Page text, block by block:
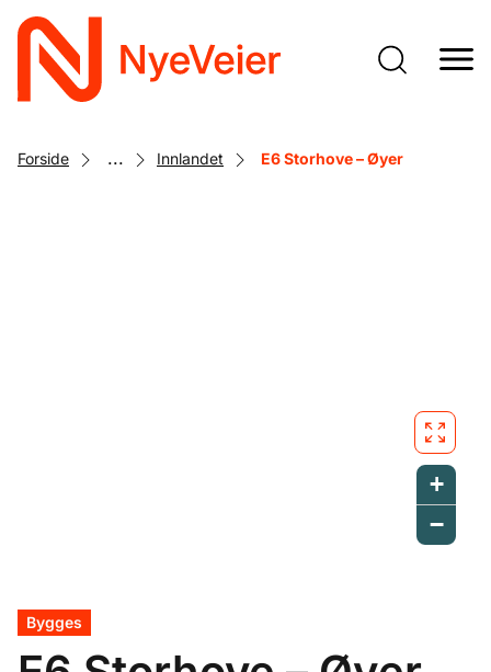
Gå
Forside ... Innlandet E6 Storhove – Øyer
+
−
Bygges